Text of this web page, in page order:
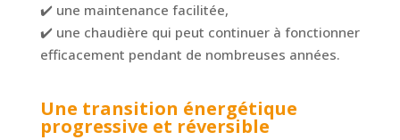
✔️ une maintenance facilitée,
✔️ une chaudière qui peut continuer à fonctionner
efficacement pendant de nombreuses années.
Une transition énergétique
progressive et réversible